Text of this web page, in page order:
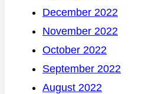
December 2022
November 2022
October 2022
September 2022
August 2022